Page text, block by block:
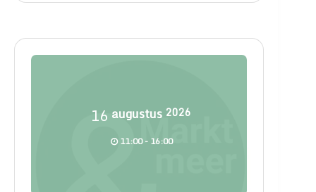
16 augustus 2026
11:00 - 16:00